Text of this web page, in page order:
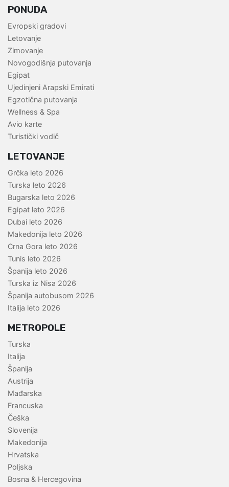
PONUDA
Evropski gradovi
Letovanje
Zimovanje
Novogodišnja putovanja
Egipat
Ujedinjeni Arapski Emirati
Egzotična putovanja
Wellness & Spa
Avio karte
Turistički vodič
LETOVANJE
Grčka leto 2026
Turska leto 2026
Bugarska leto 2026
Egipat leto 2026
Dubai leto 2026
Makedonija leto 2026
Crna Gora leto 2026
Tunis leto 2026
Španija leto 2026
Turska iz Nisa 2026
Španija autobusom 2026
Italija leto 2026
METROPOLE
Turska
Italija
Španija
Austrija
Mađarska
Francuska
Češka
Slovenija
Makedonija
Hrvatska
Poljska
Bosna & Hercegovina